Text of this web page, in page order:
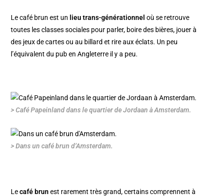
Le café brun est un lieu trans-générationnel où se retrouve
toutes les classes sociales pour parler, boire des bières, jouer à
des jeux de cartes ou au billard et rire aux éclats. Un peu
l’équivalent du pub en Angleterre il y a peu.
> Café Papeinland dans le quartier de Jordaan à Amsterdam.
> Dans un café brun d’Amsterdam.
Lecafé brun est rarement très grand, certains comprennent à